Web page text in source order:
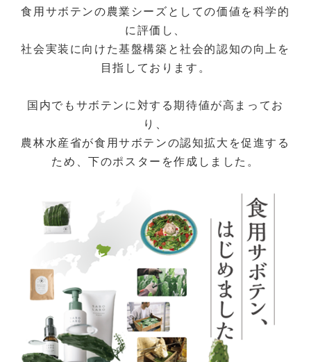
食用サボテンの農業シーズとしての価値を科学的
に評価し、
社会実装に向けた基盤構築と社会的認知の向上を
目指しております。
国内でもサボテンに対する期待値が高まってお
り、
農林水産省が食用サボテンの認知拡大を促進する
ため、下のポスターを作成しました。